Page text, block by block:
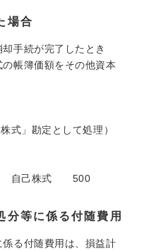
場合
手続が完了したとき
帳簿価額をその他資本
式」勘定として処理）
自己株式 500
分等に係る付随費用
る付随費用は、損益計